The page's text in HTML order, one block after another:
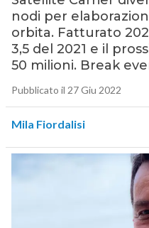
nodi per
orbita. Fatturato
3,5 del 2021 e il
50 milioni. Break
Pubblicato il 27 Giu 2022
Mila Fiordalisi